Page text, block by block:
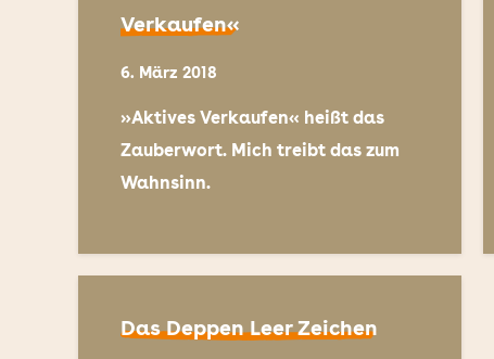
Verkaufen«
6. März 2018
»Aktives Verkaufen« heißt das
Zauberwort. Mich treibt das zum
Wahnsinn.
Das Deppen Leer Zeichen